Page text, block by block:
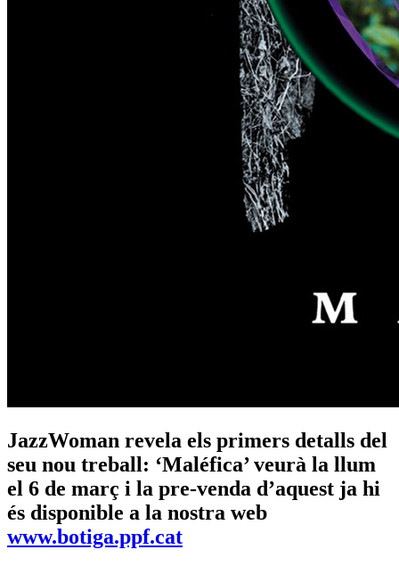
JazzWoman revela els primers detalls del
seu nou treball: ‘Maléfica’ veurà la llum
el 6 de març i la pre-venda d’aquest ja hi
és disponible a la nostra web
www.botiga.ppf.cat